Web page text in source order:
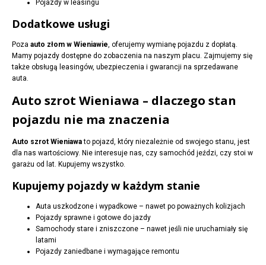
Pojazdy w leasingu
Dodatkowe usługi
Poza auto złom w Wieniawie, oferujemy wymianę pojazdu z dopłatą.
Mamy pojazdy dostępne do zobaczenia na naszym placu. Zajmujemy się
także obsługą leasingów, ubezpieczenia i gwarancji na sprzedawane
auta.
Auto szrot Wieniawa – dlaczego stan
pojazdu nie ma znaczenia
Auto szrot Wieniawato pojazd, który niezależnie od swojego stanu, jest
dla nas wartościowy. Nie interesuje nas, czy samochód jeździ, czy stoi w
garażu od lat. Kupujemy wszystko.
Kupujemy pojazdy w każdym stanie
Auta uszkodzone i wypadkowe – nawet po poważnych kolizjach
Pojazdy sprawne i gotowe do jazdy
Samochody stare i zniszczone – nawet jeśli nie uruchamiały się
latami
Pojazdy zaniedbane i wymagające remontu